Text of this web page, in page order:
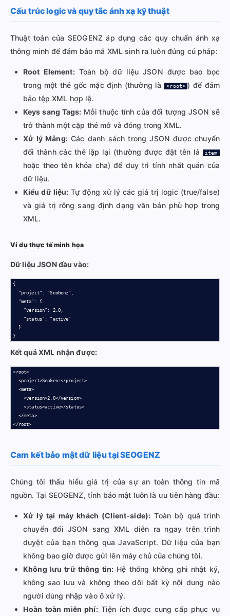
Cấu trúc logic và quy tắc ánh xạ kỹ thuật
Thuật toán của SEOGENZ áp dụng các quy chuẩn ánh xạ
thông minh để đảm bảo mã XML sinh ra luôn đúng cú pháp:
Root Element:Toàn bộ dữ liệu JSON được bao bọc
trong một thẻ gốc mặc định (thường là
<root> ) để đảm
bảo tệp XML hợp lệ.
Keys sang Tags: Mỗi thuộc tính của đối tượng JSON sẽ
trở thành một cặp thẻ mở và đóng trong XML.
Xử lý Mảng:Các danh sách trong JSON được chuyển
đổi thành các thẻ lặp lại (thường được đặt tên là
item
hoặc theo tên khóa cha) để duy trì tính nhất quán của
dữ liệu.
Kiểu dữ liệu: Tự động xử lý các giá trị logic (true/false)
và giá trị rỗng sang định dạng văn bản phù hợp trong
XML.
Ví dụ thực tế minh họa
Dữ liệu JSON đầu vào:
{
  "project": "SeoGenz",
  "meta": {
    "version": 2.0,
    "status": "active"
  }
}
Kết quả XML nhận được:
<root>
  <project>SeoGenz</project>
  <meta>
    <version>2.0</version>
    <status>active</status>
  </meta>
</root>
Cam kết bảo mật dữ liệu tại SEOGENZ
Chúng tôi thấu hiểu giá trị của sự an toàn thông tin mã
nguồn. Tại SEOGENZ, tính bảo mật luôn là ưu tiên hàng đầu:
Xử lý tại máy khách (Client-side): Toàn bộ quá trình
chuyển đổi JSON sang XML diễn ra ngay trên trình
duyệt của bạn thông qua JavaScript. Dữ liệu của bạn
không bao giờ được gửi lên máy chủ của chúng tôi.
Không lưu trữ thông tin: Hệ thống không ghi nhật ký,
không sao lưu và không theo dõi bất kỳ nội dung nào
người dùng nhập vào ô xử lý.
Hoàn toàn miễn phí:Tiện ích được cung cấp phục vụ